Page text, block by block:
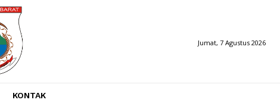
Jumat, 7 Agustus 2026
KONTAK